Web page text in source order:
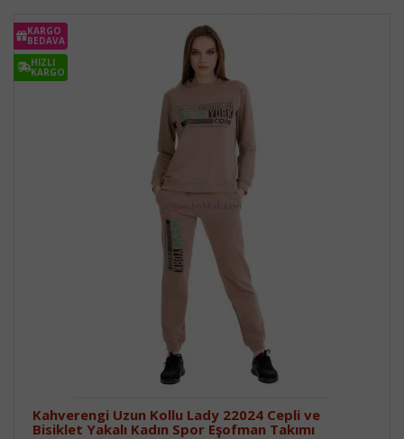
KARGO
BEDAVA
HIZLI
KARGO
Kahverengi Uzun Kollu Lady 22024 Cepli ve
Bisiklet Yakalı Kadın Spor Eşofman Takımı